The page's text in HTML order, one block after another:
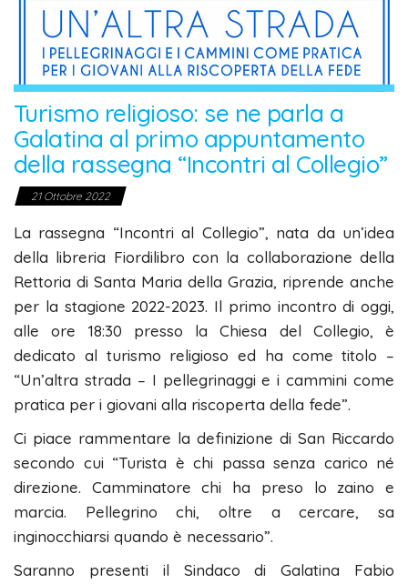
Turismo religioso: se ne parla a
Galatina al primo appuntamento
della rassegna “Incontri al Collegio”
21 Ottobre 2022
La rassegna “Incontri al Collegio”, nata da un’idea
della libreria Fiordilibro con la collaborazione della
Rettoria di Santa Maria della Grazia, riprende anche
per la stagione 2022-2023. Il primo incontro di oggi,
alle ore 18:30 presso la Chiesa del Collegio, è
dedicato al turismo religioso ed ha come titolo –
“Un’altra strada – I pellegrinaggi e i cammini come
pratica per i giovani alla riscoperta della fede”.
Ci piace rammentare la definizione di San Riccardo
secondo cui “Turista è chi passa senza carico né
direzione. Camminatore chi ha preso lo zaino e
marcia. Pellegrino chi, oltre a cercare, sa
inginocchiarsi quando è necessario”.
Saranno presenti il Sindaco di Galatina Fabio